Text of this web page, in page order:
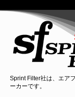
Sprint Filter社は、エア
ーカーです。